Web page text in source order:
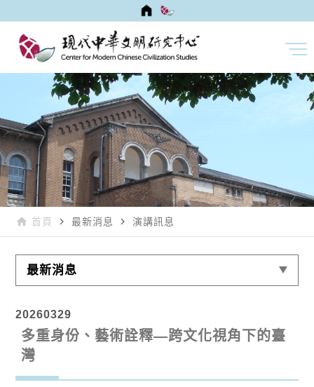
home 首頁 navigate_next 最新消息 navigate_next 演講訊息
最新消息
20260329
多重身份、藝術詮釋—跨文化視角下的臺
灣